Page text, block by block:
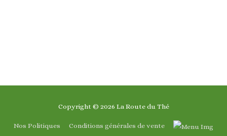
Copyright © 2026 La Route du Thé
Nos Politiques Conditions générales de vente